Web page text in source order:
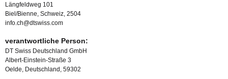
Längfeldweg 101
Biel/Bienne, Schweiz, 2504
info.ch@dtswiss.com
verantwortliche Person:
DT Swiss Deutschland GmbH
Albert-Einstein-Straße 3
Oelde, Deutschland, 59302